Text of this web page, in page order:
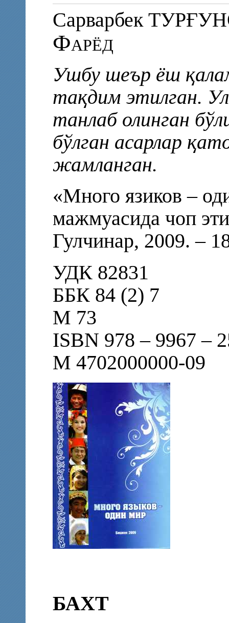
Сарварбек
Фарёд
Ушбу шеър ёш
тақдим этилган.
танлаб олинган
бўлган асарлар
жамланган.
«Много язиков –
мажмуасида чоп
Гулчинар, 2009. –
УДК 82831
ББК 84 (2) 7
М 73
ISBN 978 – 9967 –
М 4702000000-09
БАХТ